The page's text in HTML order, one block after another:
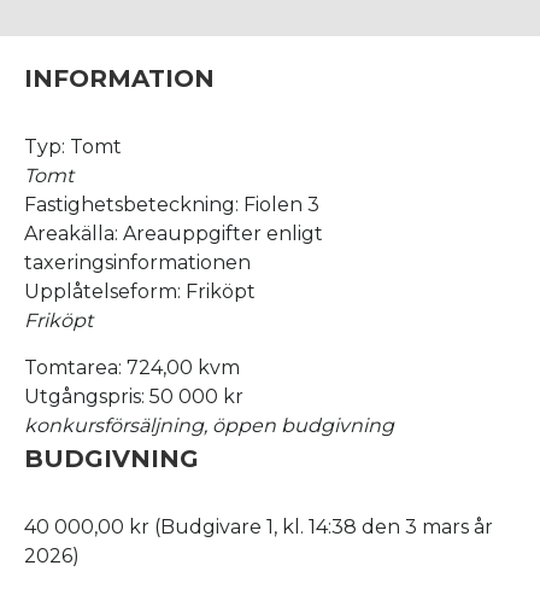
INFORMATION
Typ: Tomt
Tomt
Fastighetsbeteckning: Fiolen 3
Areakälla: Areauppgifter enligt
taxeringsinformationen
Upplåtelseform: Friköpt
Friköpt
Tomtarea: 724,00 kvm
Utgångspris: 50 000 kr
konkursförsäljning, öppen budgivning
BUDGIVNING
40 000,00 kr (Budgivare 1, kl. 14:38 den 3 mars år
2026)